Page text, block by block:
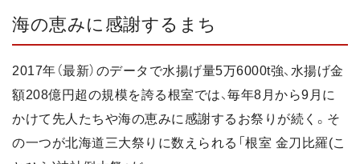
海の恵みに感謝するまち
2017年（最新）のデータで水揚げ量5万6000t強、水揚げ金
額208億円超の規模を誇る根室では、毎年8月から9月に
かけて先人たちや海の恵みに感謝するお祭りが続く。そ
の一つが北海道三大祭りに数えられる「根室 金刀比羅(こ